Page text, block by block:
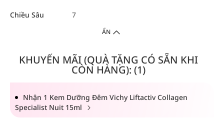
Chiều Sâu 7
ẨN
KHUYẾN MÃI (QUÀ TẶNG CÓ SẴN KHI
CÒN HÀNG): (1)
Nhận 1 Kem Dưỡng Đêm Vichy Liftactiv Collagen
Specialist Nuit 15ml